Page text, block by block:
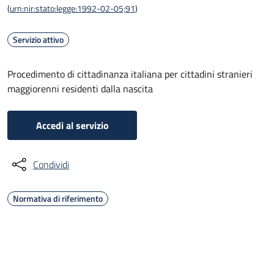
(urn:nir:stato:legge:1992-02-05;91)
Servizio attivo
Procedimento di cittadinanza italiana per cittadini stranieri
maggiorenni residenti dalla nascita
Accedi al servizio
Condividi
Normativa di riferimento